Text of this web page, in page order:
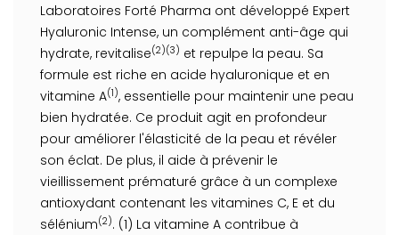
Laboratoires Forté Pharma ont développé Expert
Hyaluronic Intense, un complément anti-âge qui
hydrate, revitalise(2)(3) et repulpe la peau. Sa
formule est riche en acide hyaluronique et en
vitamine A(1), essentielle pour maintenir une peau
bien hydratée. Ce produit agit en profondeur
pour améliorer l'élasticité de la peau et révéler
son éclat. De plus, il aide à prévenir le
vieillissement prématuré grâce à un complexe
antioxydant contenant les vitamines C, E et du
sélénium(2). (1) La vitamine A contribue à